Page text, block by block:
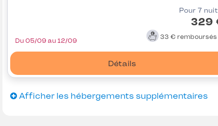
Pour 7
329
33 € remboursés
Détails
Du 05/09 au 12/09
Afficher les hébergements supplémentaires